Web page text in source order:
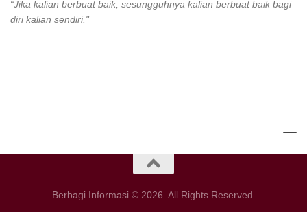
“Jika kalian berbuat baik, sesungguhnya kalian berbuat baik bagi
diri kalian sendiri."
Berbagi Informasi © 2026. All Rights Reserved.